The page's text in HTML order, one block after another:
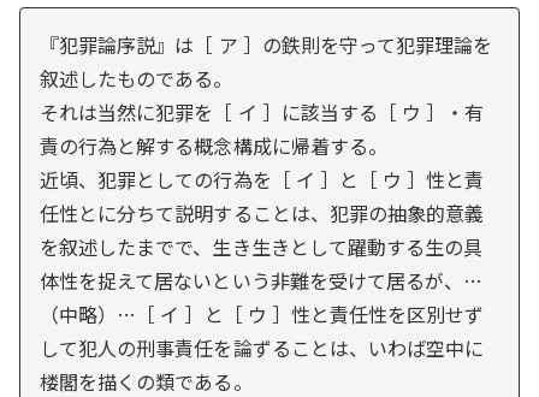
『犯罪論序説』は［ ア ］の鉄則を守って犯罪理論を
叙述したものである。
それは当然に犯罪を［ イ ］に該当する［ ウ ］・有
責の行為と解する概念構成に帰着する。
近頃、犯罪としての行為を［ イ ］と［ ウ ］性と責
任性とに分ちて説明することは、犯罪の抽象的意義
を叙述したまでで、生き生きとして躍動する生の具
体性を捉えて居ないという非難を受けて居るが、…
（中略）…［ イ ］と［ ウ ］性と責任性を区別せず
して犯人の刑事責任を論ずることは、いわば空中に
楼閣を描くの類である。